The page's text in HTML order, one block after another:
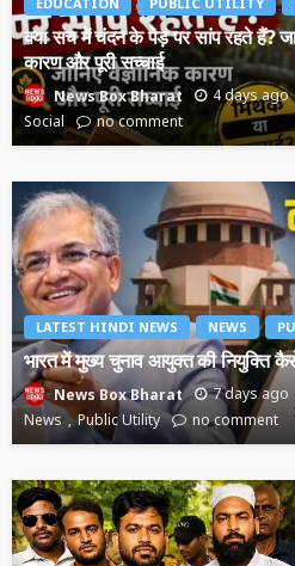
क्या सच में चंदन के पेड़ पर सांप रहते हैं?
कारण और पूरी सच्चाई
News Box Bharat 4 days ago
Social
no comment
LATEST HINDI NEWS NEWS
भारत में मुख्य चुनाव आयुक्त की नियुक्ति कैसे
News Box Bharat 7 days ago
News
Public Utility no comment